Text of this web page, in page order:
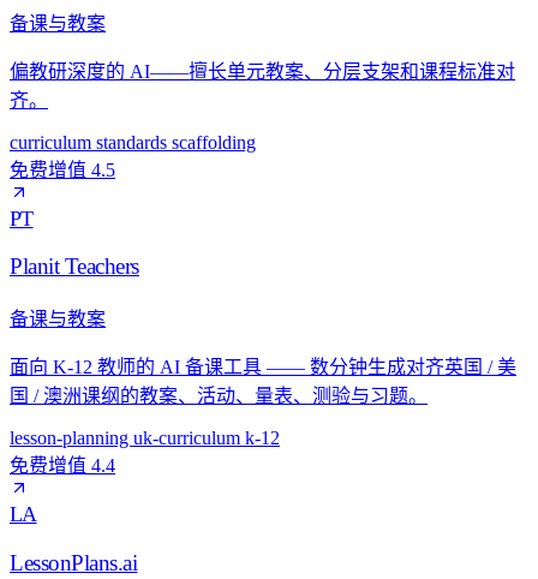
备课与教案
偏教研深度的 AI——擅长单元教案、分层支架和课程标准对
齐。
curriculum standards scaffolding
免费增值 4.5
PT
Planit Teachers
备课与教案
面向 K-12 教师的 AI 备课工具 —— 数分钟生成对齐英国 / 美
国 / 澳洲课纲的教案、活动、量表、测验与习题。
lesson-planning uk-curriculum k-12
免费增值 4.4
LA
LessonPlans.ai